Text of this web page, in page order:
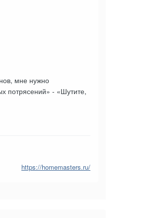
мне нужно
потрясений» - «Шутите,
https://homemasters.ru/